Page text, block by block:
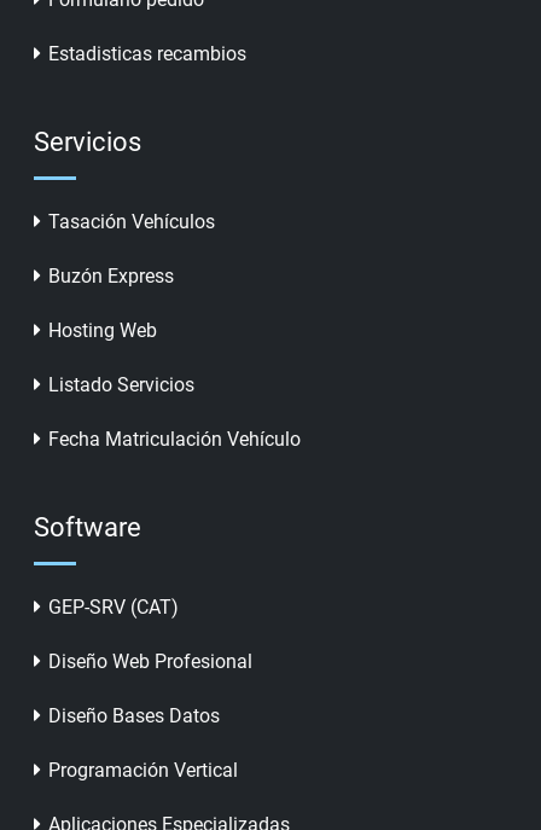
Estadisticas recambios
Servicios
Tasación Vehículos
Buzón Express
Hosting Web
Listado Servicios
Fecha Matriculación Vehículo
Software
GEP-SRV (CAT)
Diseño Web Profesional
Diseño Bases Datos
Programación Vertical
Aplicaciones Especializadas